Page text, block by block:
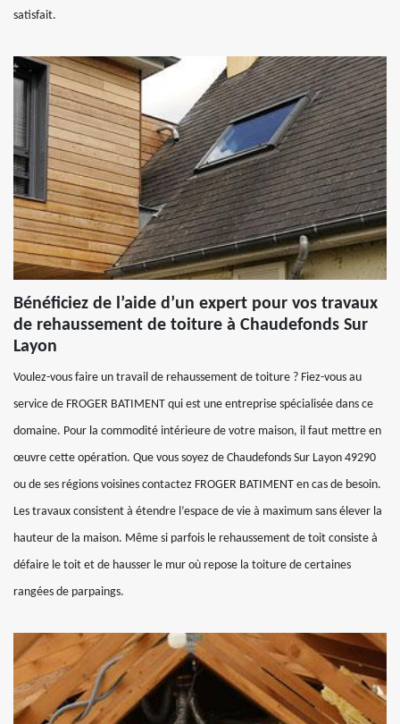
satisfait.
Bénéficiez de l’aide d’un expert pour vos travaux
de rehaussement de toiture à Chaudefonds Sur
Layon
Voulez-vous faire un travail de rehaussement de toiture ? Fiez-vous au
service de FROGER BATIMENT qui est une entreprise spécialisée dans ce
domaine. Pour la commodité intérieure de votre maison, il faut mettre en
œuvre cette opération. Que vous soyez de Chaudefonds Sur Layon 49290
ou de ses régions voisines contactez FROGER BATIMENT en cas de besoin.
Les travaux consistent à étendre l’espace de vie à maximum sans élever la
hauteur de la maison. Même si parfois le rehaussement de toit consiste à
défaire le toit et de hausser le mur où repose la toiture de certaines
rangées de parpaings.